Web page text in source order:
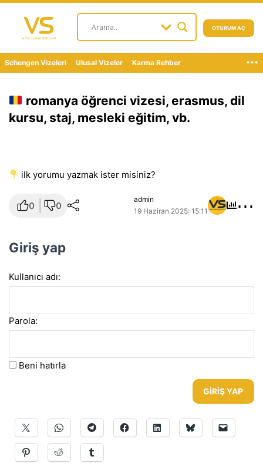
OTURUM AÇ
Schengen Vizeleri Ulusal Vizeler Karma Rehber ...
romanya öğrenci vizesi, erasmus, dil
kursu, staj, mesleki eğitim, vb.
i̇lk yorumu yazmak ister misiniz?
0 0
admin
19 Haziran 2025: 15:11
⋯
Giriş yap
Kullanıcı adı:
Parola:
Beni hatırla
GIRIŞ YAP